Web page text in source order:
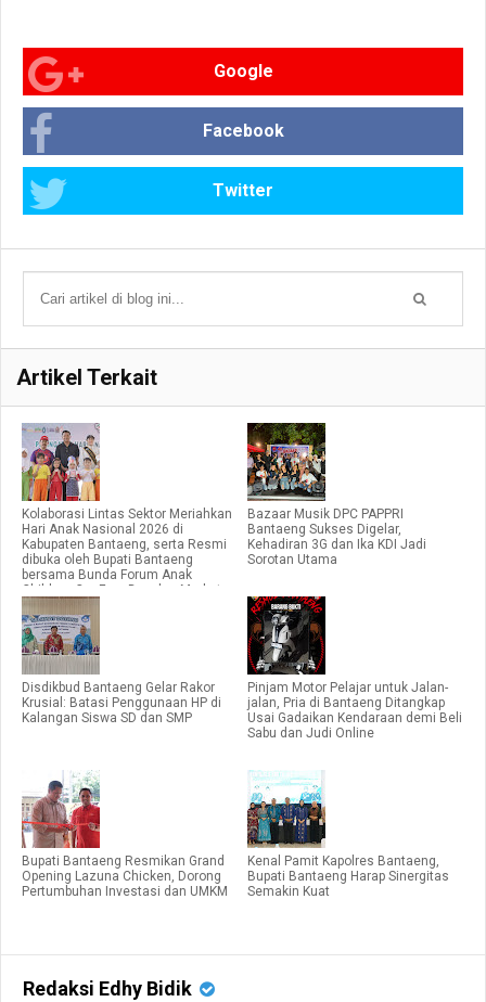
Google
Facebook
Twitter
Artikel Terkait
Kolaborasi Lintas Sektor Meriahkan
Hari Anak Nasional 2026 di
Kabupaten Bantaeng, serta Resmi
dibuka oleh Bupati Bantaeng
bersama Bunda Forum Anak
Children Car Free Day dan Market
Day.
Bazaar Musik DPC PAPPRI
Bantaeng Sukses Digelar,
Kehadiran 3G dan Ika KDI Jadi
Sorotan Utama
Disdikbud Bantaeng Gelar Rakor
Krusial: Batasi Penggunaan HP di
Kalangan Siswa SD dan SMP
Pinjam Motor Pelajar untuk Jalan-
jalan, Pria di Bantaeng Ditangkap
Usai Gadaikan Kendaraan demi Beli
Sabu dan Judi Online
Bupati Bantaeng Resmikan Grand
Opening Lazuna Chicken, Dorong
Pertumbuhan Investasi dan UMKM
Kenal Pamit Kapolres Bantaeng,
Bupati Bantaeng Harap Sinergitas
Semakin Kuat
Redaksi Edhy Bidik